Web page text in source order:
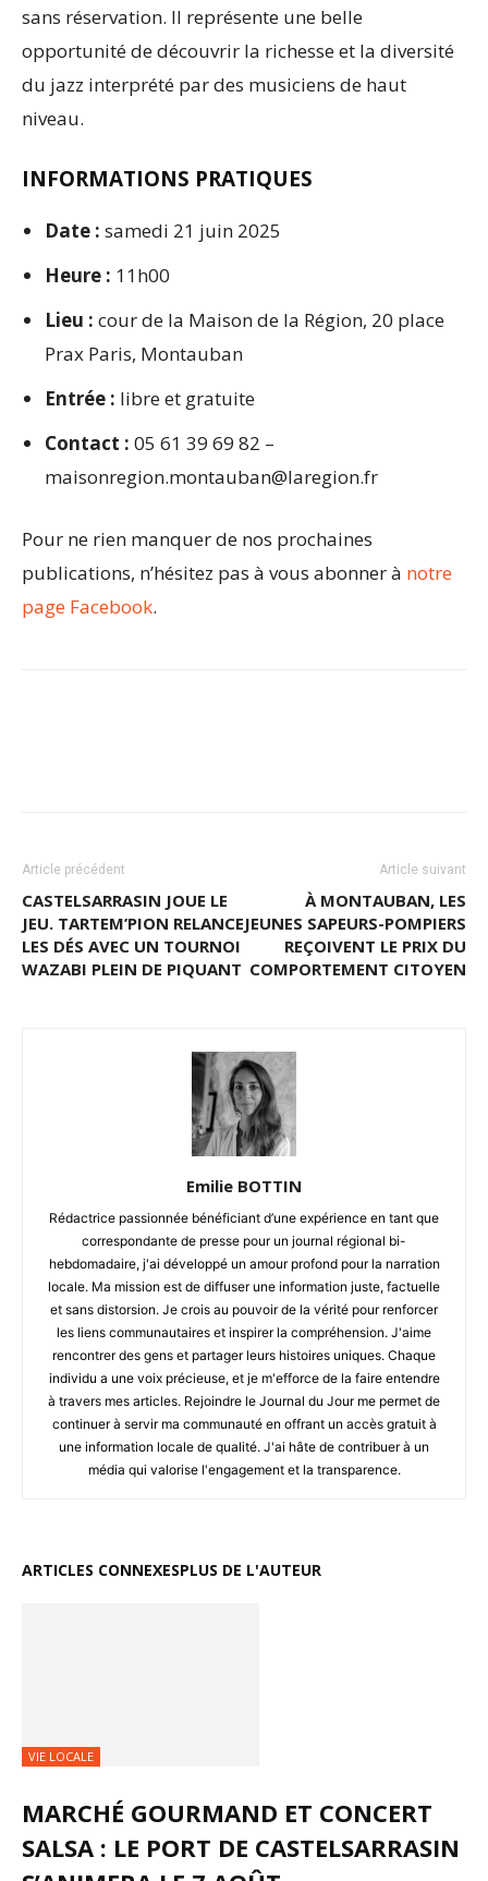
sans réservation. Il représente une belle
opportunité de découvrir la richesse et la diversité
du jazz interprété par des musiciens de haut
niveau.
INFORMATIONS PRATIQUES
Date : samedi 21 juin 2025
Heure : 11h00
Lieu : cour de la Maison de la Région, 20 place
Prax Paris, Montauban
Entrée : libre et gratuite
Contact : 05 61 39 69 82 –
maisonregion.montauban@laregion.fr
Pour ne rien manquer de nos prochaines
publications, n’hésitez pas à vous abonner à notre
page Facebook.
Article précédent
CASTELSARRASIN JOUE LE
JEU. TARTEM’PION RELANCE
LES DÉS AVEC UN TOURNOI
WAZABI PLEIN DE PIQUANT
Article suivant
À MONTAUBAN, LES
JEUNES SAPEURS-POMPIERS
REÇOIVENT LE PRIX DU
COMPORTEMENT CITOYEN
Emilie BOTTIN
Rédactrice passionnée bénéficiant d’une expérience en tant que
correspondante de presse pour un journal régional bi-
hebdomadaire, j'ai développé un amour profond pour la narration
locale. Ma mission est de diffuser une information juste, factuelle
et sans distorsion. Je crois au pouvoir de la vérité pour renforcer
les liens communautaires et inspirer la compréhension. J'aime
rencontrer des gens et partager leurs histoires uniques. Chaque
individu a une voix précieuse, et je m'efforce de la faire entendre
à travers mes articles. Rejoindre le Journal du Jour me permet de
continuer à servir ma communauté en offrant un accès gratuit à
une information locale de qualité. J'ai hâte de contribuer à un
média qui valorise l'engagement et la transparence.
ARTICLES CONNEXESPLUS DE L'AUTEUR
VIE LOCALE
MARCHÉ GOURMAND ET CONCERT
SALSA : LE PORT DE CASTELSARRASIN